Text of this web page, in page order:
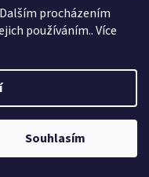
procházením
používáním.. Více
Souhlasím